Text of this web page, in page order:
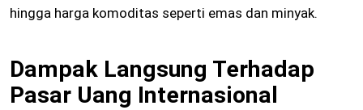
hingga harga komoditas seperti emas dan minyak.
Dampak Langsung Terhadap
Pasar Uang Internasional